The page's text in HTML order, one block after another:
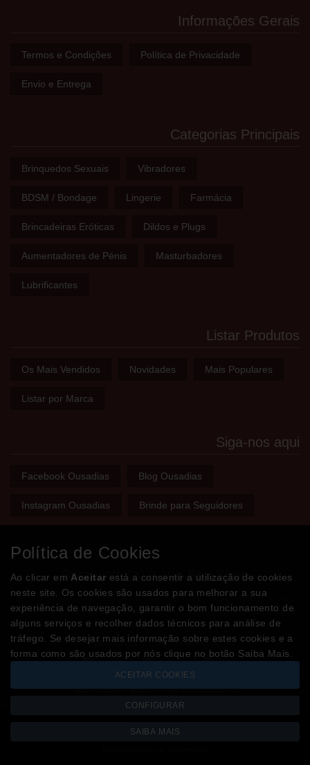
Informações Gerais
Termos e Condições Política de Privacidade
Envio e Entrega
Categorias Principais
Brinquedos Sexuais Vibradores
BDSM / Bondage Lingerie Farmácia
Brincadeiras Eróticas Dildos e Plugs
Aumentadores de Pénis Masturbadores
Lubrificantes
Listar Produtos
Os Mais Vendidos Novidades Mais Populares
Listar por Marca
Siga-nos aqui
Facebook Ousadias Blog Ousadias
Instagram Ousadias Brinde para Seguidores
Bem-vindo(a) à sua Sex Shop
A loja onde encontra tudo o que precisa para apimentar a sua
relação e tornar o sexo mais divertido, interessante e excitante!
Partilhe com os seus amigos!
Todos os valores incluem IVA à taxa em vigorCopyright © OUSADIAS.pt 2026
Política de Cookies
Ao clicar em Aceitar está a consentir a utilização de cookies
neste site. Os cookies são usados para melhorar a sua
experiência de navegação, garantir o bom funcionamento de
alguns serviços e recolher dados técnicos para análise de
tráfego. Se desejar mais informação sobre estes cookies e a
forma como são usados por nós clique no botão Saiba Mais.
ACEITAR COOKIES
CONFIGURAR
SAIBA MAIS